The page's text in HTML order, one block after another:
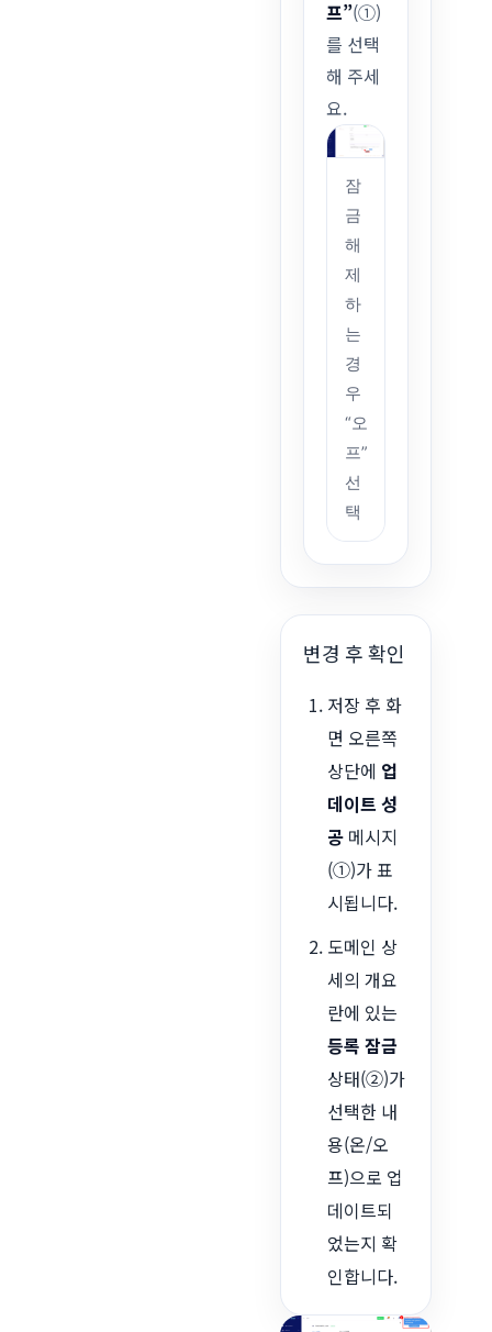
프”(①)
를 선택
해 주세
요.
잠
금
해
제
하
는
경
우
“오
프”
선
택
변경 후 확인
저장 후 화
면 오른쪽
상단에 업
데이트 성
공메시지
(①)가 표
시됩니다.
도메인 상
세의 개요
란에 있는
등록 잠금
상태(②)가
선택한 내
용(온/오
프)으로 업
데이트되
었는지 확
인합니다.